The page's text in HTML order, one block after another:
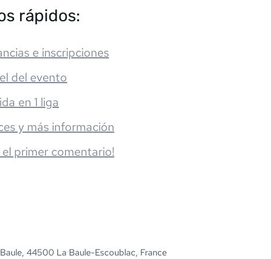
rápidos:
e inscripciones
del evento
en 1 liga
y más información
el primer comentario!
44500 La Baule-Escoublac, France